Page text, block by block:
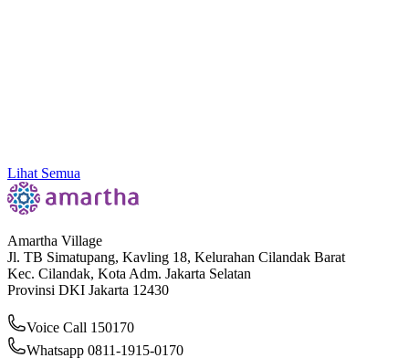
Lihat Semua
Amartha Village
Jl. TB Simatupang, Kavling 18, Kelurahan Cilandak Barat
Kec. Cilandak, Kota Adm. Jakarta Selatan
Provinsi DKI Jakarta 12430
Voice Call 150170
Whatsapp 0811-1915-0170